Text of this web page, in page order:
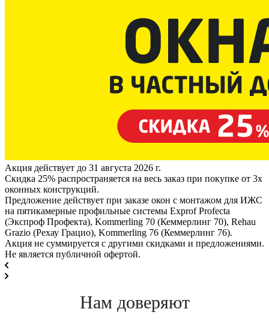
Акция действует до 31 августа 2026 г.
Скидка 25% распространяется на весь заказ при покупке от 3х
оконных конструкций.
Предложение действует при заказе окон с монтажом для ИЖС
на пятикамерные профильные системы Exprof Profecta
(Экспроф Профекта), Kommerling 70 (Кеммерлинг 70), Rehau
Grazio (Рехау Грацио), Kommerling 76 (Кеммерлинг 76).
Акция не суммируется с другими скидками и предложениями.
Не является публичной офертой.
Нам доверяют